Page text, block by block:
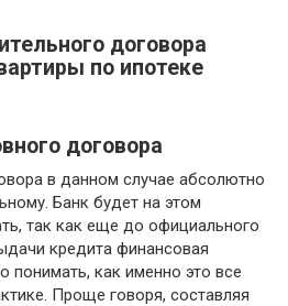
договора
по ипотеке
договора
в данном случае абсолютно
Банк будет на этом
так как еще до официального
кредита финансовая
понимать, как именно это все
Проще говоря, составляя